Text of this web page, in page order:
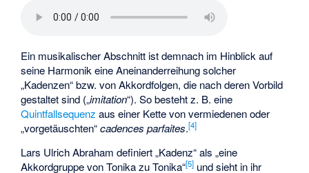
Ein musikalischer Abschnitt ist demnach im Hinblick auf
seine Harmonik eine Aneinanderreihung solcher
„Kadenzen“ bzw. von Akkordfolgen, die nach deren Vorbild
gestaltet sind („imitation“). So besteht z. B. eine
Quintfallsequenz aus einer Kette von vermiedenen oder
„vorgetäuschten“cadences parfaites.[4]
Lars Ulrich Abraham definiert „Kadenz“ als „eine
Akkordgruppe von Tonika zu Tonika“[5] und sieht in ihr